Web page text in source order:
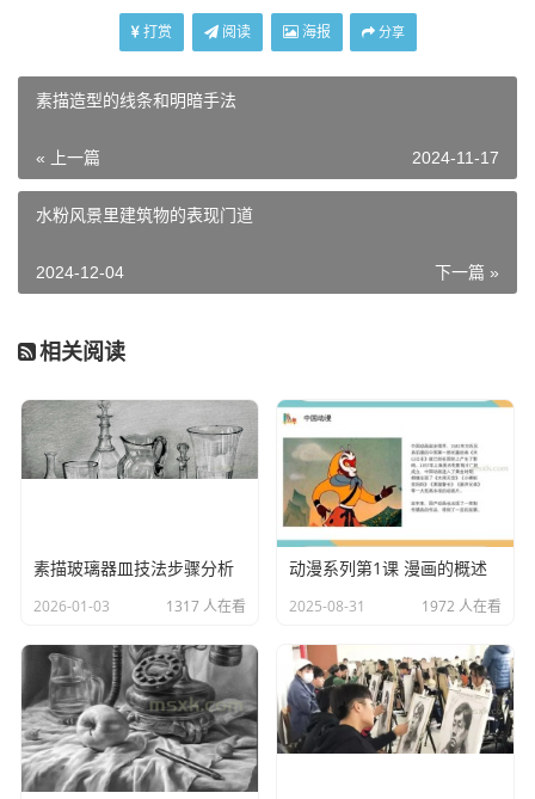
睑等有着丰富的光影变化。形状上，杏仁眼、丹凤眼等各具
特色，内眼角、外眼角的角度与高低也因人而异。眼部的表
情肌能传达出人物的情绪，如喜悦时的眯眼、惊讶时的睁大
眼睛。眼睛是由瞳孔、角膜、眼角组成球形嵌在眼睛窝里，
射状。上眼睑，睫毛较粗长向上翘，下眼睑睫毛细而短向下
弯。两只眼球的运动是联合一致的，视点在同一个方向上，
不同，有圆、扁、宽、双眼皮、单眼皮等区别。
年龄段不
人内外眼角较平，观察表现应认真注意区分。
眉头起自眶上缘内角，向外延展，越眶而过成为眉梢，
分上、下两列，下列呈放射状，内稠外稀，上列覆于下列之
上，起势向下，内侧直而刚，并且常因背光而显得深暗，外
侧呈弧形，因受光显得轻柔弯曲。人的眉毛形状、走向、浓
打赏 阅读 海报 分享
素描造型的线条和明暗手法
« 上一篇 2024-11-17
水粉风景里建筑物的表现门道
下一篇 »
2024-12-04
相关阅读
素描玻璃器皿技法步骤分析
2026-01-03 1317 人在看
动漫系列第1课 漫画的概述
2025-08-31 1972 人在看